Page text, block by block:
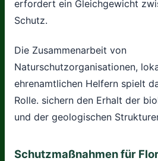
erfordert ein Gleichgewicht
Schutz.
Die Zusammenarbeit von
Naturschutzorganisationen,
ehrenamtlichen Helfern spielt
Rolle. sichern den Erhalt der
und der geologischen
Schutzmaßnahmen für